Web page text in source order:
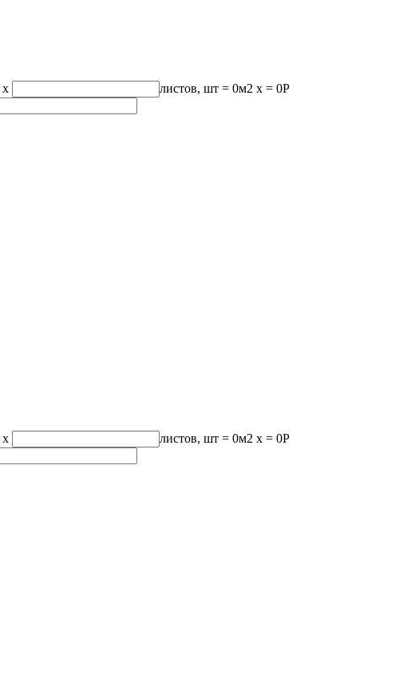
x листов, шт = 0м2 x = 0Р
x листов, шт = 0м2 x = 0Р